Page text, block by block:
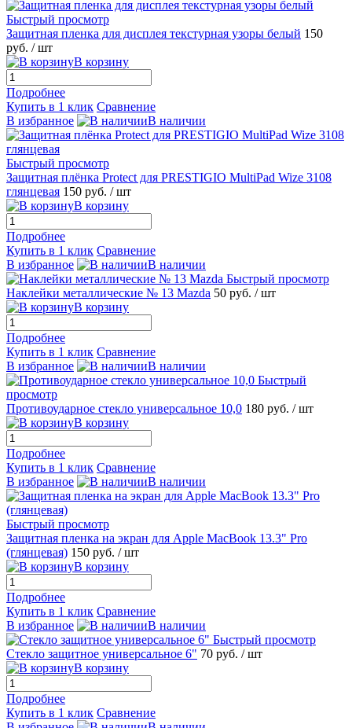
Быстрый просмотр
Защитная пленка для дисплея текстурная узоры белый 150
руб. / шт
В корзину
Подробнее
Купить в 1 клик Сравнение
В избранное
В наличии
Быстрый просмотр
Защитная плёнка Protect для PRESTIGIO MultiPad Wize 3108
глянцевая 150 руб. / шт
В корзину
Подробнее
Купить в 1 клик Сравнение
В избранное
В наличии
Быстрый просмотр
Наклейки металлические № 13 Mazda 50 руб. / шт
В корзину
Подробнее
Купить в 1 клик Сравнение
В избранное
В наличии
Быстрый
просмотр
Противоударное стекло универсальное 10,0 180 руб. / шт
В корзину
Подробнее
Купить в 1 клик Сравнение
В избранное
В наличии
Быстрый просмотр
Защитная пленка на экран для Apple MacBook 13.3" Pro
(глянцевая) 150 руб. / шт
В корзину
Подробнее
Купить в 1 клик Сравнение
В избранное
В наличии
Быстрый просмотр
Стекло защитное универсальное 6" 70 руб. / шт
В корзину
Подробнее
Купить в 1 клик Сравнение